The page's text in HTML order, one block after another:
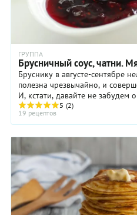
ГРУППА
Брусничный соус, чатни.
Бруснику в августе-сентябре
полезна чрезвычайно, и
И, кстати, давайте не забудем
готовить мясо с брусничным
5 (2)
19 рецептов